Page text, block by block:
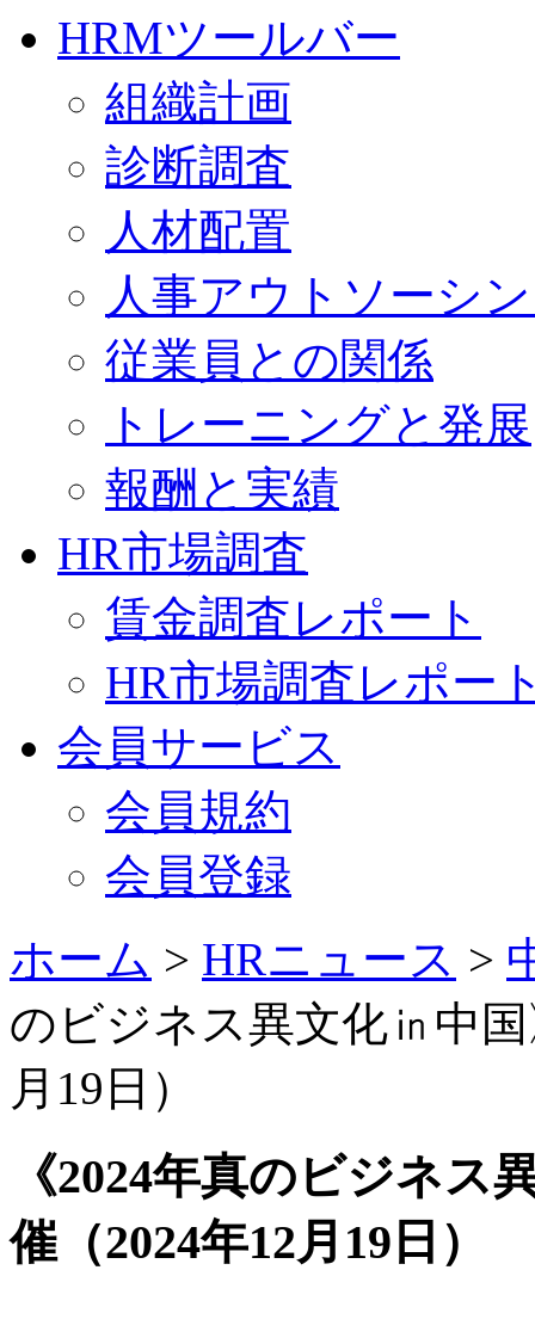
HRMツールバー
組織計画
診断調査
人材配置
人事アウトソーシ
従業員との関係
トレーニングと発展
報酬と実績
HR市場調査
賃金調査レポート
HR市場調査レポー
会員サービス
会員規約
会員登録
ホーム > HRニュース >
のビジネス異文化㏌中
月19日）
《2024年真のビジネス
催（2024年12月19日）